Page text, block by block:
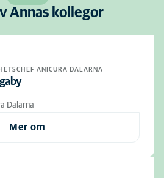
Annas kollegor
ANICURA DALARNA
Dalarna
Mer om